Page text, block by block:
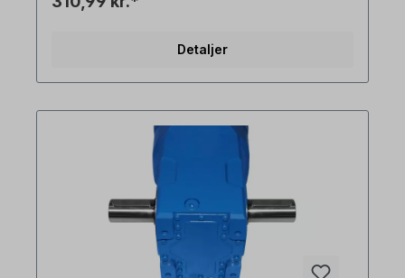
bindende eksempler! Der tages forbehold for
Detaljer